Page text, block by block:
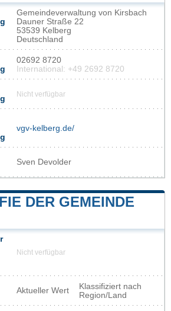
Gemeindeverwaltung von Kirsbach
Dauner Straße 22
53539 Kelberg
Deutschland
02692 8720
International: +49 2692 8720
Nicht verfügbar
vgv-kelberg.de/
Sven Devolder
DER GEMEINDE
Nicht verfügbar
Aktueller Wert
Klassifiziert nach
Region/Land